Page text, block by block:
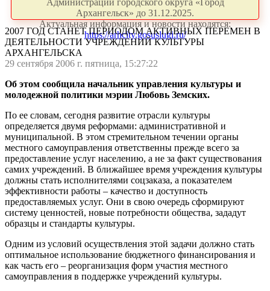
Администрации городского округа «Город
Архангельск» до 31.12.2025.
Актуальная информация и новости находятся:
https://arhcity.gosuslugi.ru/
2007 ГОД СТАНЕТ ПЕРИОДОМ АКТИВНЫХ ПЕРЕМЕН В
ДЕЯТЕЛЬНОСТИ УЧРЕЖДЕНИЙ КУЛЬТУРЫ
АРХАНГЕЛЬСКА
29 сентября 2006 г. пятница, 15:27:22
Об этом сообщила начальник управления культуры и
молодежной политики мэрии Любовь Земских.
По ее словам, сегодня развитие отрасли культуры
определяется двумя реформами: административной и
муниципальной. В этом стремительном течении органы
местного самоуправления ответственны прежде всего за
предоставление услуг населению, а не за факт существования
самих учреждений. В ближайшее время учреждения культуры
должны стать исполнителями соцзаказа, а показателем
эффективности работы – качество и доступность
предоставляемых услуг. Они в свою очередь сформируют
систему ценностей, новые потребности общества, зададут
образцы и стандарты культуры.
Одним из условий осуществления этой задачи должно стать
оптимальное использование бюджетного финансирования и
как часть его – реорганизация форм участия местного
самоуправления в поддержке учреждений культуры.